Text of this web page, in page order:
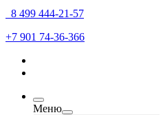
8 499 444-21-57
+7 901 74-36-366
Меню